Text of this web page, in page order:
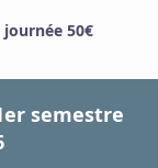
50€
semestre